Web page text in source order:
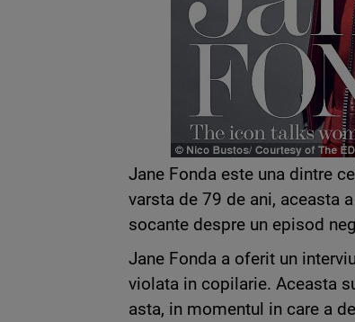
Jane Fonda este una dintre
varsta de 79 de ani, aceasta
socante despre un episod
Jane Fonda a oferit un
violata in copilarie. Aceasta
asta, in momentul in care a